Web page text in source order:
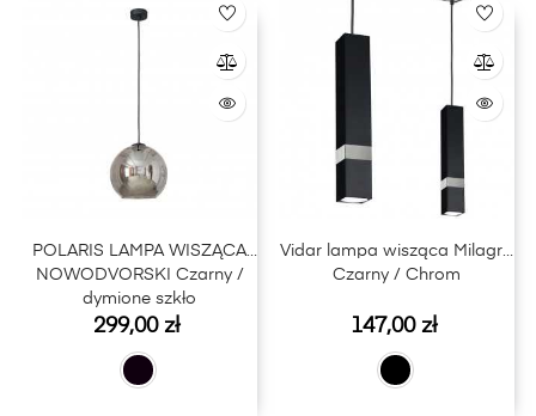
POLARIS LAMPA WISZĄCA
NOWODVORSKI Czarny /
dymione szkło
Cena
299,00 zł
Vidar lampa wisząca Milagro
Czarny / Chrom
Cena
147,00 zł